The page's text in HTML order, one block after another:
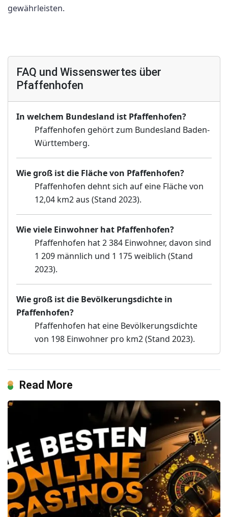
gewährleisten.
FAQ und Wissenswertes über
Pfaffenhofen
In welchem Bundesland ist Pfaffenhofen?
Pfaffenhofen gehört zum Bundesland Baden-
Württemberg.
Wie groß ist die Fläche von Pfaffenhofen?
Pfaffenhofen dehnt sich auf eine Fläche von
12,04 km2 aus (Stand 2023).
Wie viele Einwohner hat Pfaffenhofen?
Pfaffenhofen hat 2 384 Einwohner, davon sind
1 209 männlich und 1 175 weiblich (Stand
2023).
Wie groß ist die Bevölkerungsdichte in
Pfaffenhofen?
Pfaffenhofen hat eine Bevölkerungsdichte
von 198 Einwohner pro km2 (Stand 2023).
Read More